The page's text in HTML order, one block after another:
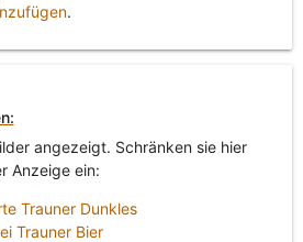
.
angezeigt. Schränken sie hier
Anzeige ein:
Trauner Dunkles
Trauner Bier